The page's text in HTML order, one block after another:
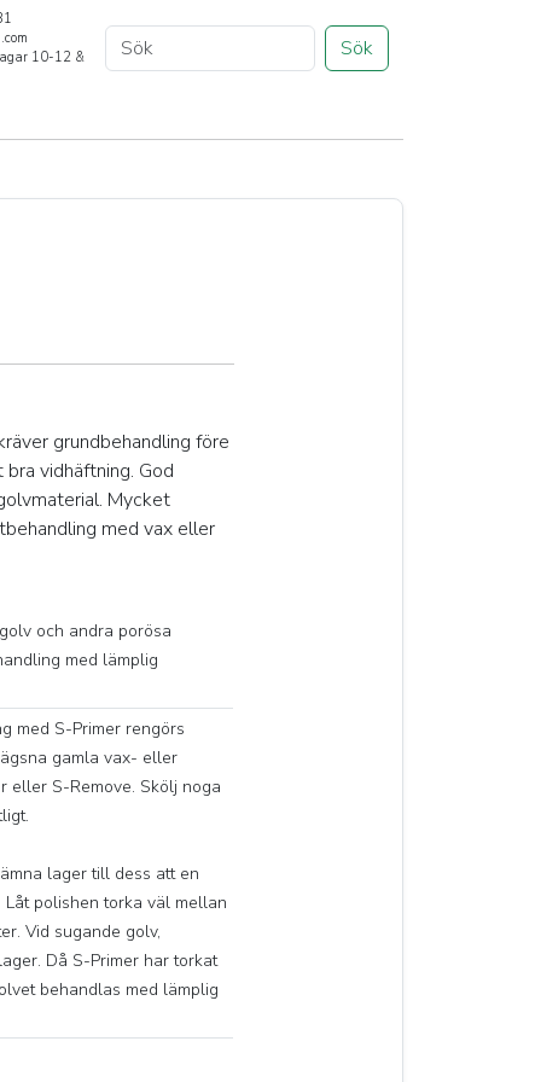
10-12 &
Sök
grundbehandling före
vidhäftning. God
Mycket
med vax eller
och andra porösa
med lämplig
med S-Primer rengörs
gamla vax- eller
eller S-Remove. Skölj noga
lager till dess att en
polishen torka väl mellan
Vid sugande golv,
Då S-Primer har torkat
behandlas med lämplig